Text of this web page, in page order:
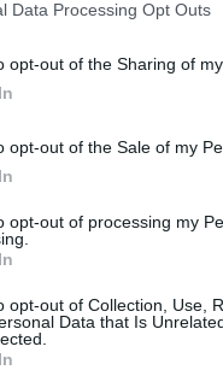
Data Processing Opt Outs
opt-out of the Sharing of
opt-out of the Sale of my
opt-out of processing my
opt-out of Collection, Use,
Data that Is
ήταν ο Τζάναν
πόντους στο
με 2 ριμπάουντ,
71-79